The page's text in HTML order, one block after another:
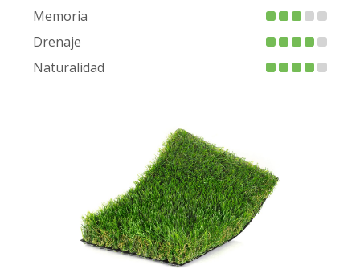
Memoria
Drenaje
Naturalidad
FIRE PROOF CHILD SAFE BACTERIA FREE